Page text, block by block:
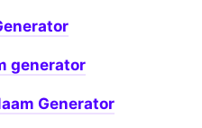
generator
Generator